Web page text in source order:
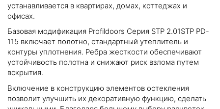
устанавливается в квартирах, домах, коттеджах и
офисах.
Базовая модификация Profildoors Серия STP 2.01STP PD-
115 включает полотно, стандартный утеплитель и
контуры уплотнения. Ребра жесткости обеспечивают
устойчивость полотна и снижают риск взлома путем
вскрытия.
Включение в конструкцию элементов остекления
позволит улучшить их декоративную функцию, сделать